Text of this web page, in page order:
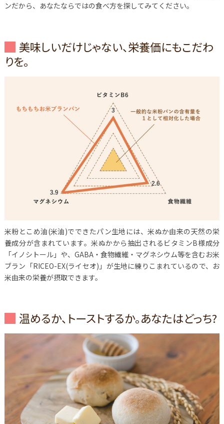
ンだから、あなたならではの食べ方を探してみてください。
美味しいだけじゃない、栄養価にもこだわ
りを。
米粉とこめ油(米油)でできたパン生地には、米ぬか由来の天然の栄
養成分が含まれています。米ぬかから抽出されるビタミンB様成分
「イノシトール」や、GABA・食物繊維・マグネシウム等を含むお米
ブラン「RICEO-EX(ライセオ)」が生地に練りこまれているので、お
米由来の栄養が摂取できます。
温めるか、トーストするか。あなたはどっち?